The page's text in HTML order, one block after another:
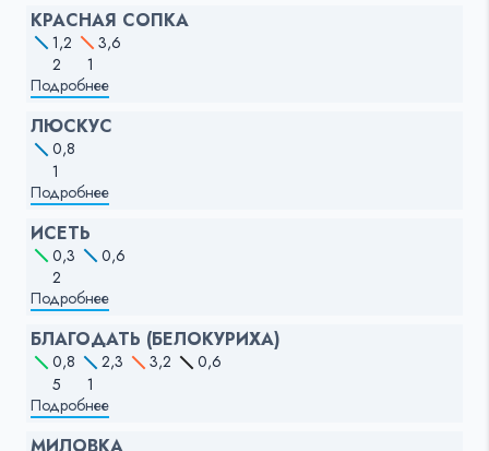
КРАСНАЯ СОПКА
1,2
3,6
2
1
Подробнее
ЛЮСКУС
0,8
1
Подробнее
ИСЕТЬ
0,3
0,6
2
Подробнее
БЛАГОДАТЬ (БЕЛОКУРИХА)
0,8 2,3 3,2
0,6
5
1
Подробнее
МИЛОВКА